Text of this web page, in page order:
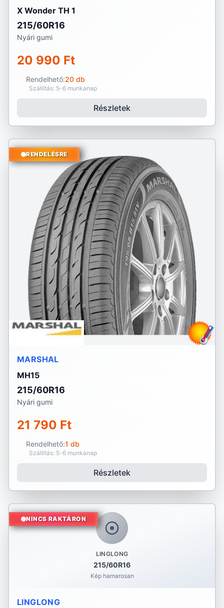
X Wonder TH 1
215/60R16
Nyári gumi
20 990 Ft
Rendelhető:20 db
Szállítás: 5-6 munkanap
Részletek
RENDELÉSRE
MARSHAL
MH15
215/60R16
Nyári gumi
21 790 Ft
Rendelhető:1 db
Szállítás: 5-6 munkanap
Részletek
LINGLONG
215/60R16
Kép hamarosan
NINCS RAKTÁRON
LINGLONG